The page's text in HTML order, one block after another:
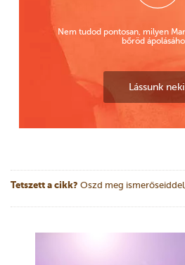
Nem tudod pontosan, milyen
bőröd
Lássunk
Tetszett a cikk? Oszd meg